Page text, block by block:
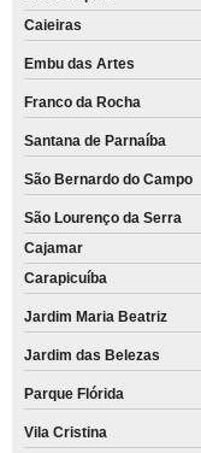
Caieiras
Embu das Artes
Franco da Rocha
Santana de Parnaíba
São Bernardo do Campo
São Lourenço da Serra
Cajamar
Carapicuíba
Jardim Maria Beatriz
Jardim das Belezas
Parque Flórida
Vila Cristina